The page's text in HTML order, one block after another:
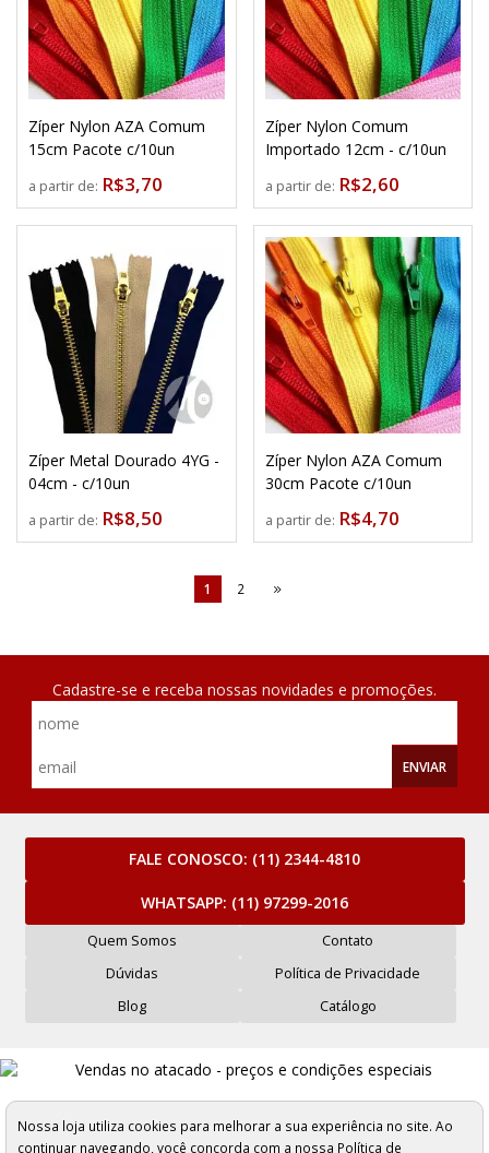
Zíper Nylon AZA Comum
15cm Pacote c/10un
a partir de: R$3,70
Zíper Nylon Comum
Importado 12cm - c/10un
a partir de: R$2,60
Zíper Metal Dourado 4YG -
04cm - c/10un
a partir de: R$8,50
Zíper Nylon AZA Comum
30cm Pacote c/10un
a partir de: R$4,70
1 2
Cadastre-se e receba nossas novidades e promoções.
ENVIAR
FALE CONOSCO: (11) 2344-4810
WHATSAPP: (11) 97299-2016
Quem Somos
Contato
Dúvidas
Política de Privacidade
Blog
Catálogo
Mercantil Maluli Armarinhos e Aviamentos Ltda - CNPJ: 61.263.323/0001-62
Rua Carlos de Sousa Nazaré, 276 a 284 - São Paulo/SP - Cep: 01025-001
Os preços, quantidade em estoque e condições de pagamento
Nossa loja utiliza cookies para melhorar a sua experiência no site. Ao
continuar navegando, você concorda com a nossa Política de